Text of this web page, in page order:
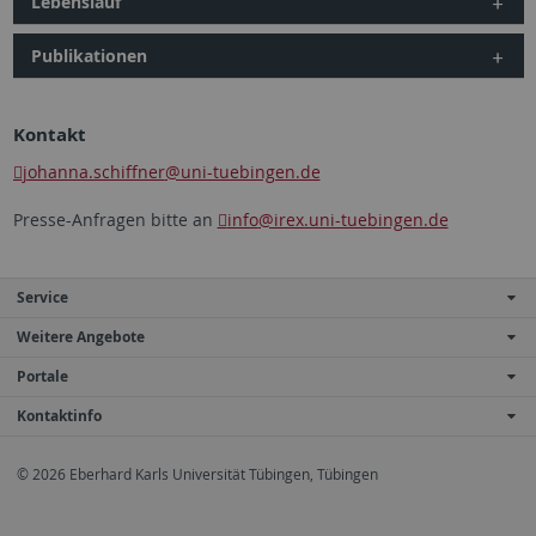
Publikationen
Kontakt
johanna.schiffner@uni-tuebingen.de
Presse-Anfragen bitte an info@irex.uni-tuebingen.de
Service
Weitere Angebote
Portale
Kontaktinfo
© 2026 Eberhard Karls Universität Tübingen, Tübingen